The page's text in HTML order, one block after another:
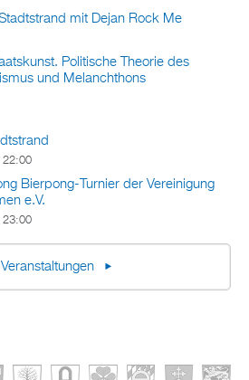
mit Dejan Rock Me
Politische Theorie des
und Melanchthons
22:00
Bierpong-Turnier der Vereinigung
e.V.
23:00